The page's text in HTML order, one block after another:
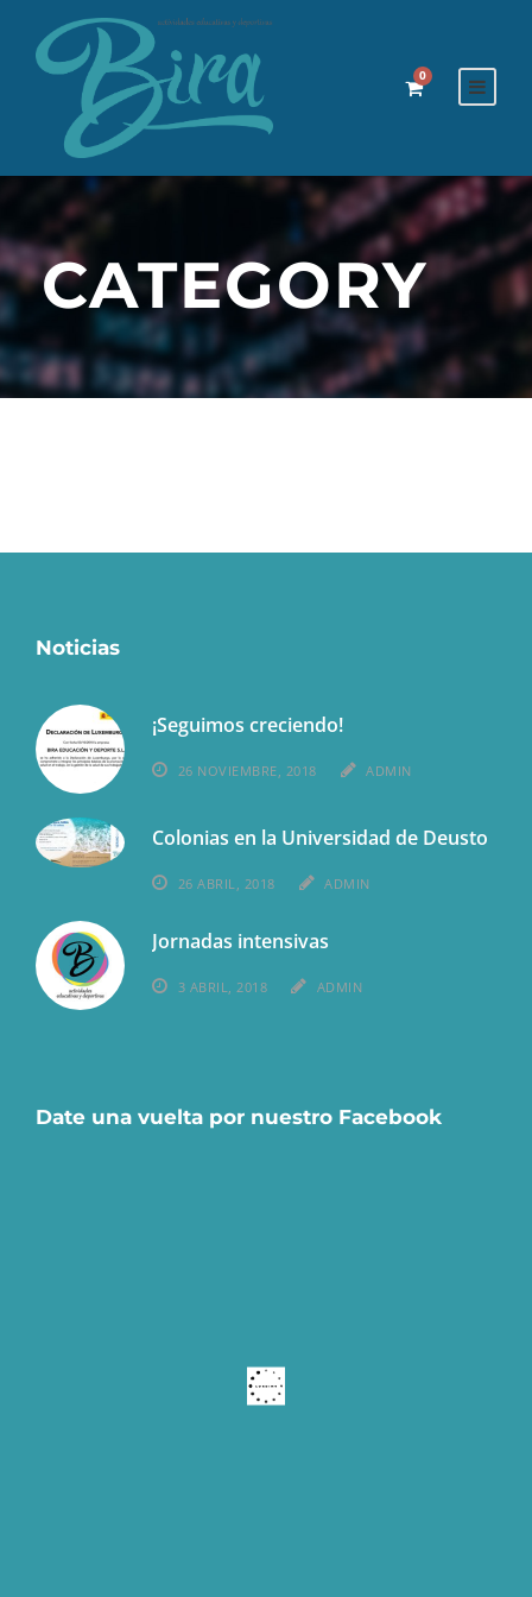
0
CATEGORY
Noticias
¡Seguimos creciendo!
26 NOVIEMBRE, 2018 ADMIN
Colonias en la Universidad de Deusto
26 ABRIL, 2018 ADMIN
Jornadas intensivas
3 ABRIL, 2018 ADMIN
Date una vuelta por nuestro Facebook